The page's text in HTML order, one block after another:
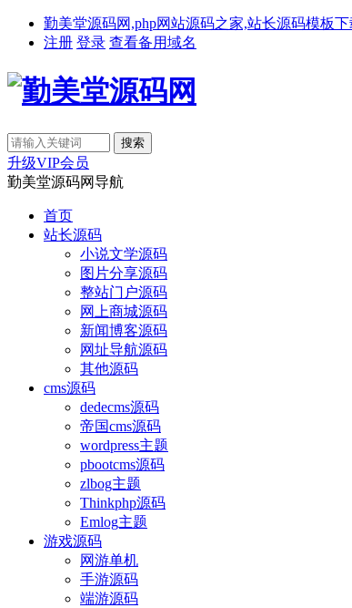
勤美堂源码网,php网站源码之家,站长源码模板下
注册 登录 查看备用域名
升级VIP会员
勤美堂源码网导航
首页
站长源码
小说文学源码
图片分享源码
整站门户源码
网上商城源码
新闻博客源码
网址导航源码
其他源码
cms源码
dedecms源码
帝国cms源码
wordpress主题
pbootcms源码
zlbog主题
Thinkphp源码
Emlog主题
游戏源码
网游单机
手游源码
端游源码